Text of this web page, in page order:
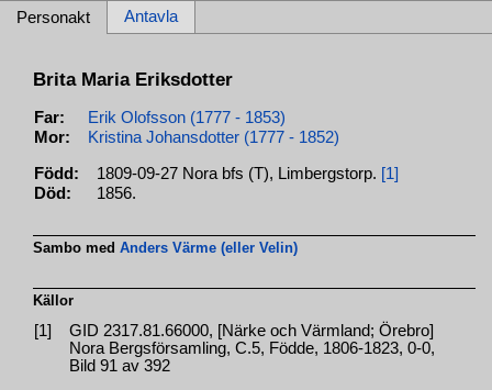
Personakt Antavla
Brita Maria Eriksdotter
Far:
Erik Olofsson (1777 - 1853)
Mor:
Kristina Johansdotter (1777 - 1852)
Född: 1809-09-27 Nora bfs (T), Limbergstorp. [1]
Död:
1856.
Sambo medAnders Värme (eller Velin)
Källor
[1]
GID 2317.81.66000, [Närke och Värmland; Örebro]
Nora Bergsförsamling, C.5, Födde, 1806-1823, 0-0,
Bild 91 av 392